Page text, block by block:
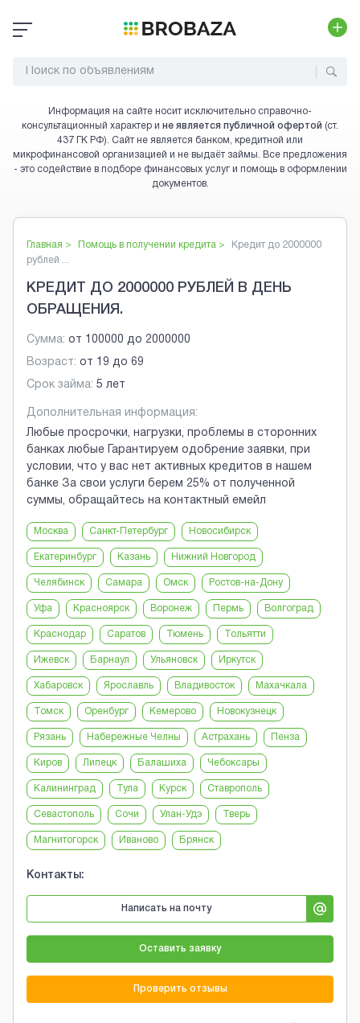
Информация на сайте носит исключительно справочно-
консультационный характер и не является публичной офертой (ст.
437 ГК РФ). Сайт не является банком, кредитной или
микрофинансовой организацией и не выдаёт займы. Все предложения
- это содействие в подборе финансовых услуг и помощь в оформлении
документов.
Главная > Помощь в получении кредита >
Кредит до 2000000
рублей ...
КРЕДИТ ДО 2000000 РУБЛЕЙ В ДЕНЬ
ОБРАЩЕНИЯ.
Сумма: от 100000 до 2000000
Возраст: от 19 до 69
Срок займа: 5 лет
Дополнительная информация:
Любые просрочки, нагрузки, проблемы в сторонних
банках любые Гарантируем одобрение заявки, при
условии, что у вас нет активных кредитов в нашем
банке За свои услуги берем 25% от полученной
суммы, обращайтесь на контактный емейл
Москва Санкт-Петербург Новосибирск
Екатеринбург Казань Нижний Новгород
Челябинск Самара Омск Ростов-на-Дону
Уфа Красноярск Воронеж Пермь Волгоград
Краснодар Саратов Тюмень Тольятти
Ижевск Барнаул Ульяновск Иркутск
Хабаровск Ярославль Владивосток Махачкала
Томск Оренбург Кемерово Новокузнецк
Рязань Набережные Челны Астрахань Пенза
Киров Липецк Балашиха Чебоксары
Калининград Тула Курск Ставрополь
Севастополь Сочи Улан-Удэ Тверь
Магнитогорск Иваново Брянск
Контакты:
Написать на почту
Оставить заявку
Проверить отзывы